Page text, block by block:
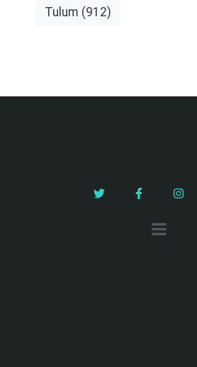
Tulum (912)